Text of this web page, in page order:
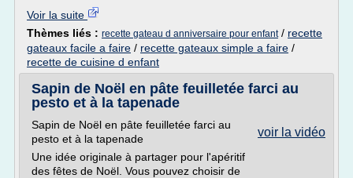
Voir la suite
Thèmes liés : recette gateau d anniversaire pour enfant/ recette
gateaux facile a faire / recette gateaux simple a faire /
recette de cuisine d enfant
Sapin de Noël en pâte feuilletée farci au
pesto et à la tapenade
voir la vidéo
Sapin de Noël en pâte feuilletée farci au
pesto et à la tapenade
Une idée originale à partager pour l'apéritif
des fêtes de Noël. Vous pouvez choisir de